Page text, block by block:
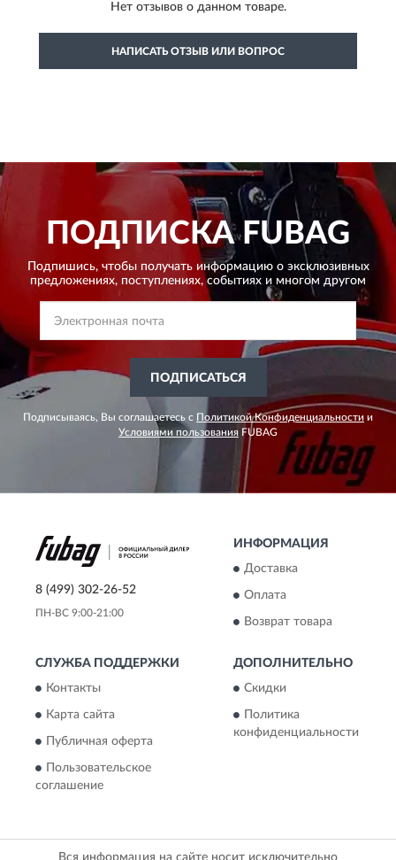
Нет отзывов о данном товаре.
НАПИСАТЬ ОТЗЫВ ИЛИ ВОПРОС
ПОДПИСКАFUBAG
Подпишись, чтобы получать информацию о эксклюзивных
предложениях, поступлениях, событиях и многом другом
ПОДПИСАТЬСЯ
Подписываясь, Вы соглашаетесь с Политикой Конфиденциальности и
Условиями пользования FUBAG
8 (499) 302-26-52
ПН-ВС 9:00-21:00
ИНФОРМАЦИЯ
Доставка
Оплата
Возврат товара
СЛУЖБА ПОДДЕРЖКИ
Контакты
Карта сайта
Публичная оферта
Пользовательское
соглашение
ДОПОЛНИТЕЛЬНО
Скидки
Политика
конфиденциальности